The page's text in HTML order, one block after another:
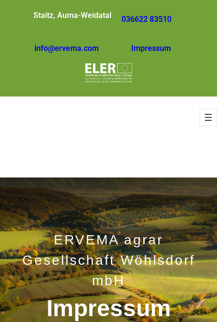
Staitz, Auma-Weidatal 036622 83510
info@ervema.com Impressum
ERVEMA agrar
Gesellschaft Wöhlsdorf
mbH
Impressum